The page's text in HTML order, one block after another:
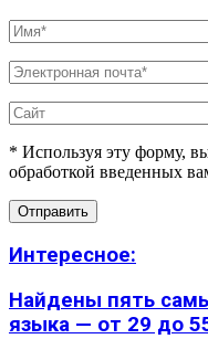
* Используя эту форму,
обработкой введенных
Интересное:
Найдены пять
языка — от 29 до